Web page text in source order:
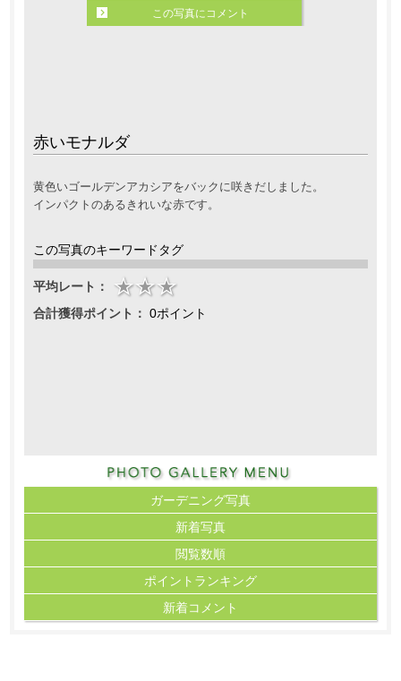
赤いモナルダ
黄色いゴールデンアカシアをバックに咲きだしました。
インパクトのあるきれいな赤です。
この写真のキーワードタグ
平均レート：
合計獲得ポイント： 0ポイント
この写真にコメント
ガーデニング写真
新着写真
閲覧数順
ポイント ランキング
新着コメント